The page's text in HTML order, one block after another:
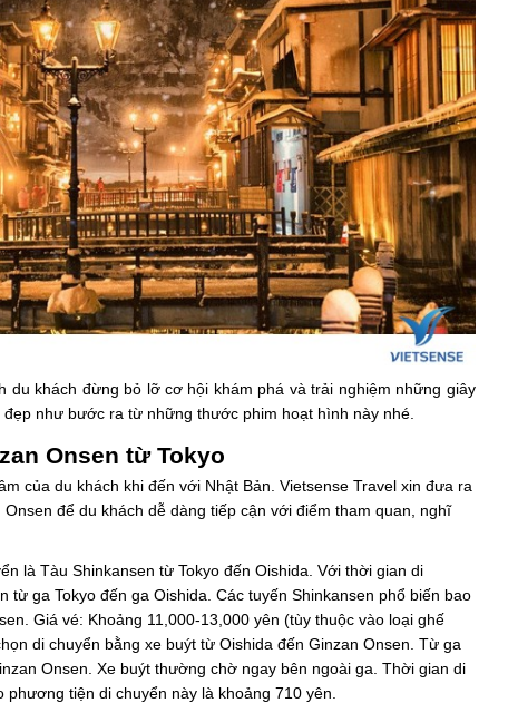
du khách đừng bỏ lỡ cơ hội khám phá và trải nghiệm những giây
như bước ra từ những thước phim hoạt hình này nhé.
Onsen từ Tokyo
của du khách khi đến với Nhật Bản. Vietsense Travel xin đưa ra
để du khách dễ dàng tiếp cận với điểm tham quan, nghĩ
là Tàu Shinkansen từ Tokyo đến Oishida. Với thời gian di
từ ga Tokyo đến ga Oishida. Các tuyến Shinkansen phổ biến bao
Giá vé: Khoảng 11,000-13,000 yên (tùy thuộc vào loại ghế
di chuyển bằng xe buýt từ Oishida đến Ginzan Onsen. Từ ga
Onsen. Xe buýt thường chờ ngay bên ngoài ga. Thời gian di
tiện di chuyển này là khoảng 710 yên.